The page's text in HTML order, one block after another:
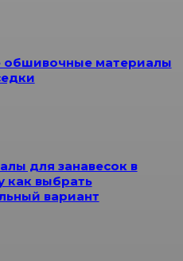
обшивочные материалы
для занавесок в
как выбрать
вариант